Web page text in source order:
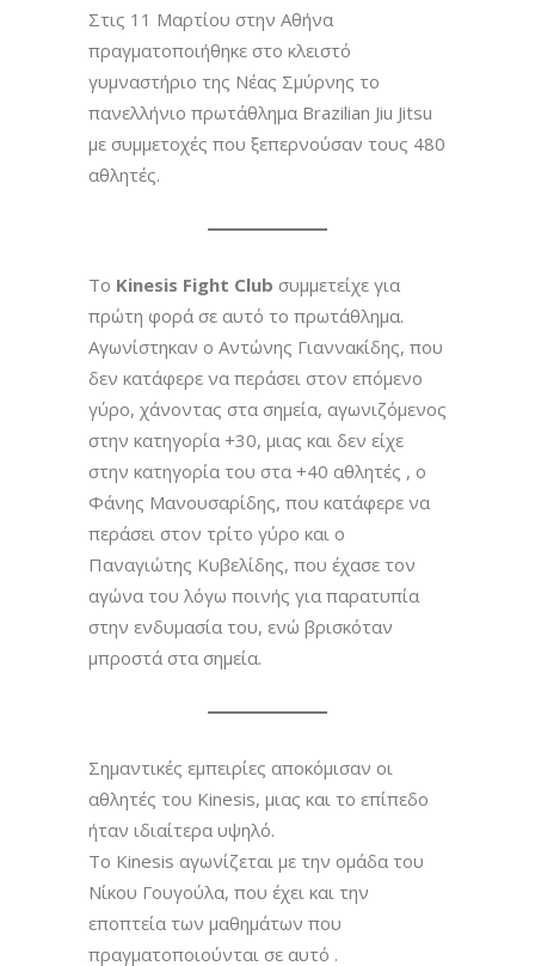
Στις 11 Μαρτίου στην Αθήνα
πραγματοποιήθηκε στο κλειστό
γυμναστήριο της Νέας Σμύρνης το
πανελλήνιο πρωτάθλημα Brazilian Jiu Jitsu
με συμμετοχές που ξεπερνούσαν τους 480
αθλητές.
Το Kinesis Fight Club συμμετείχε για
πρώτη φορά σε αυτό το πρωτάθλημα.
Αγωνίστηκαν ο Αντώνης Γιαννακίδης, που
δεν κατάφερε να περάσει στον επόμενο
γύρο, χάνοντας στα σημεία, αγωνιζόμενος
στην κατηγορία +30, μιας και δεν είχε
στην κατηγορία του στα +40 αθλητές , ο
Φάνης Μανουσαρίδης, που κατάφερε να
περάσει στον τρίτο γύρο και ο
Παναγιώτης Κυβελίδης, που έχασε τον
αγώνα του λόγω ποινής για παρατυπία
στην ενδυμασία του, ενώ βρισκόταν
μπροστά στα σημεία.
Σημαντικές εμπειρίες αποκόμισαν οι
αθλητές του Kinesis, μιας και το επίπεδο
ήταν ιδιαίτερα υψηλό.
Το Kinesis αγωνίζεται με την ομάδα του
Νίκου Γουγούλα, που έχει και την
εποπτεία των μαθημάτων που
πραγματοποιούνται σε αυτό .